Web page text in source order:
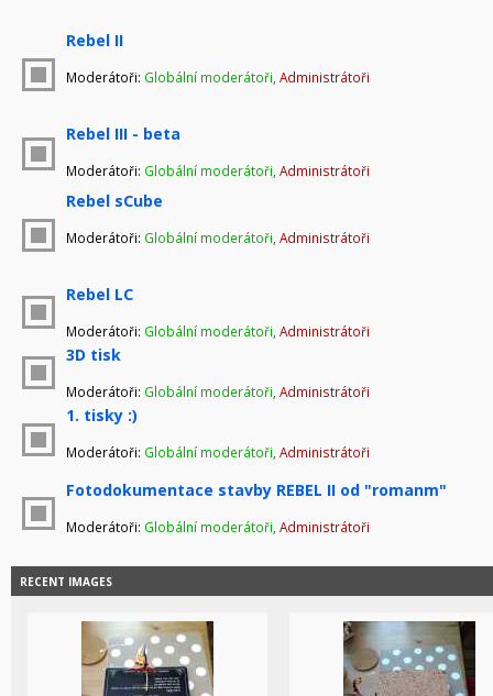
Rebel II
Moderátoři: Globální moderátoři Administrátoři
Rebel III - beta
Moderátoři: Globální moderátoři Administrátoři
Rebel sCube
Moderátoři: Globální moderátoři Administrátoři
Rebel LC
Moderátoři: Globální moderátoři Administrátoři
3D tisk
Moderátoři: Globální moderátoři Administrátoři
1. tisky :)
Moderátoři: Globální moderátoři Administrátoři
Fotodokumentace stavby REBEL II od "romanm"
Moderátoři: Globální moderátoři Administrátoři
RECENT IMAGES